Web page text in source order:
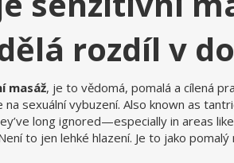
rozdíl v
masáž, je to vědomá, pomalá a cílená
sexuální vybuzení. Also known as
long ignored—especially in areas
to jen lehké hlazení. Je to jako